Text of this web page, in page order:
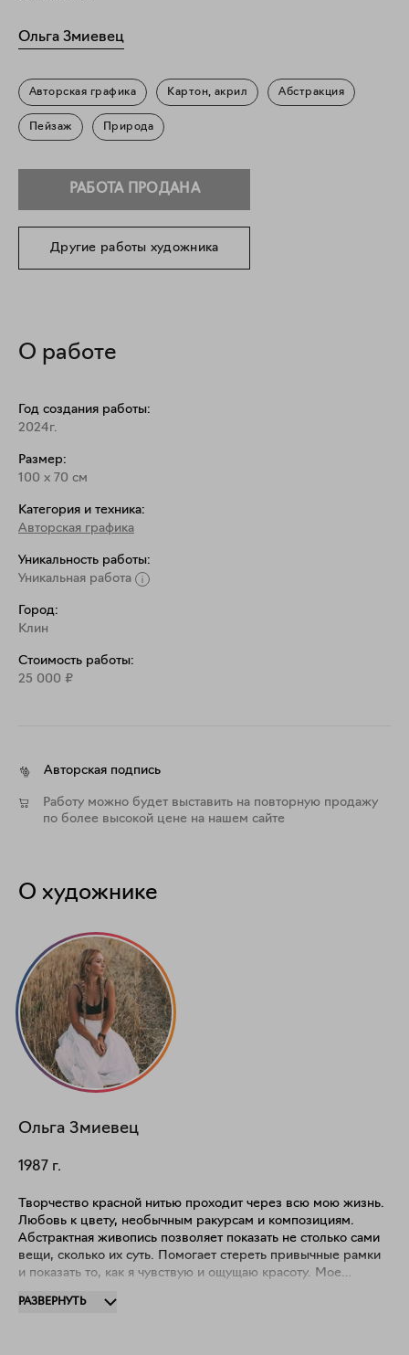
Ольга Змиевец
Авторская графика Картон, акрил Абстракция
Пейзаж Природа
РАБОТА ПРОДАНА
Другие работы художника
О работе
Год создания работы:
2024г.
Размер:
100 x 70 см
Категория и техника:
Авторская графика
Уникальность работы:
Уникальная работа
Город:
Клин
Стоимость работы:
25 000 ₽
Авторская подпись
Работу можно будет выставить на повторную продажу
по более высокой цене на нашем сайте
О художнике
Ольга Змиевец
1987 г.
Творчество красной нитью проходит через всю мою жизнь.
Любовь к цвету, необычным ракурсам и композициям.
Абстрактная живопись позволяет показать не столько сами
вещи, сколько их суть. Помогает стереть привычные рамки
и показать то, как я чувствую и ощущаю красоту. Мое
красками и смелыми мазками. Вдохновение я черпаю из
РАЗВЕРНУТЬ